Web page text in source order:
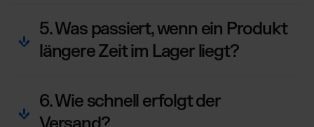
5. Was passiert, wenn ein Produkt
längere Zeit im Lager liegt?
6. Wie schnell erfolgt der